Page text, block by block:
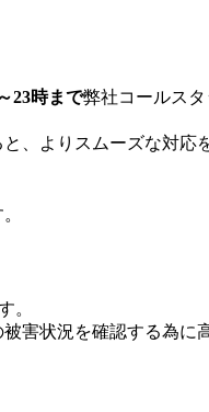
23時まで弊社コールスタ
、よりスムーズな対応
。
害状況を確認する為